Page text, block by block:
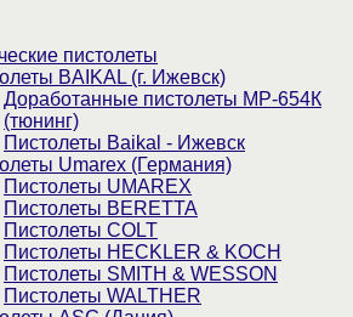
пистолеты
BAIKAL (г. Ижевск)
Доработанные пистолеты МР-654К
(тюнинг)
Пистолеты Baikal - Ижевск
Umarex (Германия)
Пистолеты UMAREX
Пистолеты BERETTA
Пистолеты COLT
Пистолеты HECKLER & KOCH
Пистолеты SMITH & WESSON
Пистолеты WALTHER